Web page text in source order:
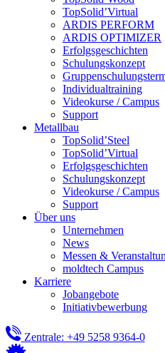
TopSolid’Virtual
ARDIS PERFORM
ARDIS OPTIMIZER
Erfolgsgeschichten
Schulungskonzept
Individualtraining
Videokurse / Campus
Support
Metallbau
TopSolid’Steel
TopSolid’Virtual
Erfolgsgeschichten
Schulungskonzept
Videokurse / Campus
Support
Über uns
Unternehmen
News
Messen &
moldtech Campus
Karriere
Jobangebote
Initiativbewerbung
Zentrale: +49 5258 9364-0